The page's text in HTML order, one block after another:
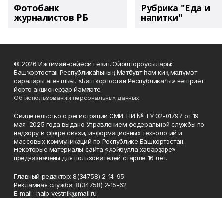
Фотобанк
журналистов РБ
Рубрика "Еда и
напитки"
© 2026 Ижтимағи-сәйәси гәзит. Ойоштороусылары:
Башҡортостан Республикаһының Матбуғат һәм киң мәғлүмәт
саралары агентлығы, «Башҡортостан Республикаһы» нәшриәт
йорто акционерҙар йәмғиәте.
Об использовании персональных данных
Свидетельство о регистрации СМИ: ПИ № ТУ 02-01797 от 19
мая 2025 года выдано Управлением федеральной службы по
надзору в сфере связи, информационных технологий и
массовых коммуникаций по Республике Башкортостан.
Некоторые материалы сайта «Хәйбулла хәбәрҙәре»
предназначены для пользователей старше 16 лет.
Главный редактор: 8(34758) 2-14-95
Рекламная служба: 8(34758) 2-15-62
Е-mаil: haib_vestnik@mail.ru